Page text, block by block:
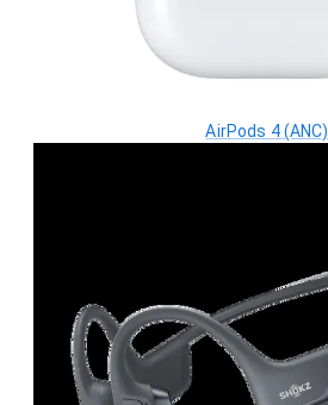
AirPods 4 (ANC)